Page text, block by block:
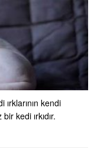
kendi
kedi ırkıdır.